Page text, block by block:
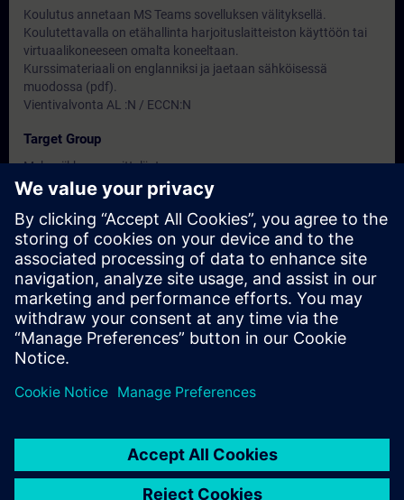
Koulutus annetaan MS Teams sovelluksen välityksellä.
Koulutettavalla on etähallinta harjoituslaitteiston käyttöön tai
virtuaalikoneeseen omalta koneeltaan.
Kurssimateriaali on englanniksi ja jaetaan sähköisessä
muodossa (pdf).
Vientivalvonta AL :N / ECCN:N
Target Group
Mekaniikkasuunnittelijat
Automaatioinsinöörit
Dates And Registration
Currently, no events available
Add yourself to the course request list and you will be notified
when new dates become available.
Activate notification service